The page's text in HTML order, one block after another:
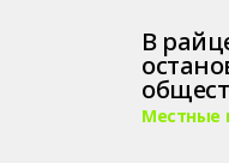
В
Местные